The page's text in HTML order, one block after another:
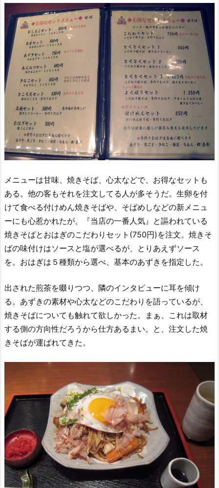
メニューは甘味、焼きそば、心太などで、お得なセットも
ある。他の客もそれを注文してる人が多そうだ。生卵を付
けて食べる付けめん焼きそばや、そばめしなどの新メニュ
ーにも心惹かれたが、『当店の一番人気』と謳われている
焼きそばとおはぎのこだわりセット(750円)を注文。焼きそ
ばの味付けはソースと塩が選べるが、とりあえずソース
を。おはぎは５種類から選べ、基本のあずきを指定した。
出された煎茶を啜りつつ、隣のインタビューに耳を傾け
る。あずきの素材や心太などのこだわりを語っているが、
焼きそばについても触れて欲しかった。まぁ、これは取材
する側の方向性だろうから仕方あるまい。と、注文した焼
きそばが運ばれてきた。